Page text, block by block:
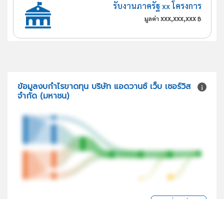
รับงานภาครัฐ xx โครงการ
มูลค่า xxx,xxx,xxx ฿
ข้อมูลงบกำไรขาดทุน บริษัท แอดวานซ์ เว็บ เซอร์วิส
จำกัด (มหาชน)